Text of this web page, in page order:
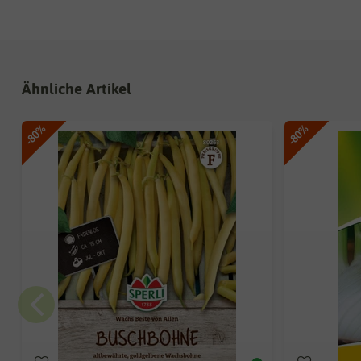
Ähnliche Artikel
-80% -80%